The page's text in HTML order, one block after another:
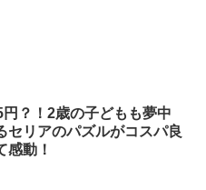
円？！2歳の子どもも夢中
セリアのパズルがコスパ良
感動！